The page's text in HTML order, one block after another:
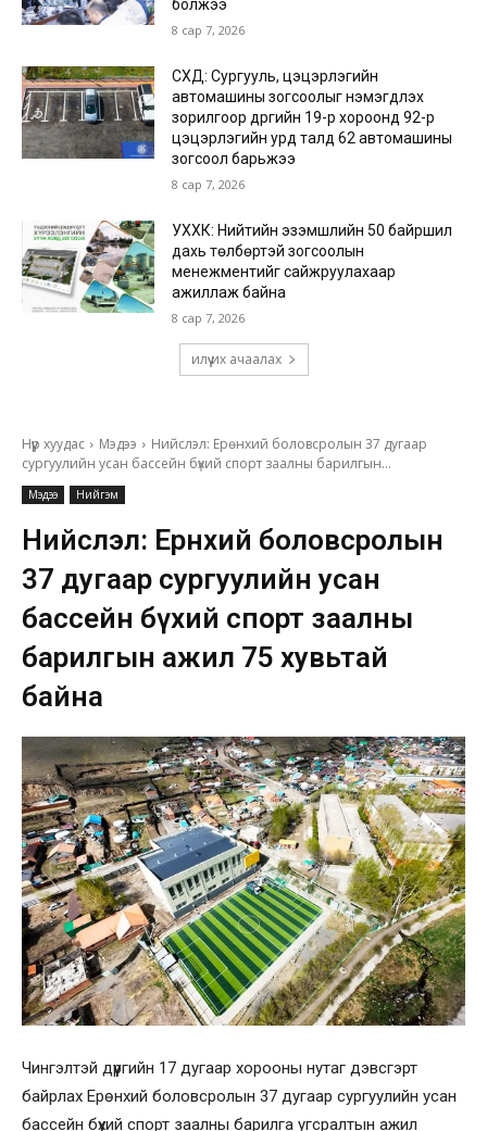
болжээ
8 сар 7, 2026
СХД: Сургууль, цэцэрлэгийн
автомашины зогсоолыг нэмэгдүүлэх
зорилгоор дүүргийн 19-р хороонд 92-р
цэцэрлэгийн урд талд 62 автомашины
зогсоол барьжээ
8 сар 7, 2026
УХХК: Нийтийн эзэмшлийн 50 байршил
дахь төлбөртэй зогсоолын
менежментийг сайжруулахаар
ажиллаж байна
8 сар 7, 2026
илүү их ачаалах